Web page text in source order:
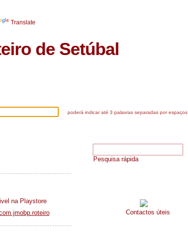
Translate
de Setúbal
poderá indicar até 3 palavras separadas por espaços
na Playstore
Pesquisa rápida
Contactos úteis